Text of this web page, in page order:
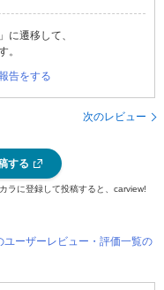
に遷移して、
。
告をする
次のレビュー
する
ラに登録して投稿すると、carview!
ーザーレビュー・評価一覧の